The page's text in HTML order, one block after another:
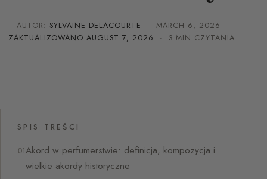
AUTOR: SYLVAINE DELACOURTE ·MARCH 6, 2026 ·
ZAKTUALIZOWANO AUGUST 7, 2026 · 3 MIN CZYTANIA
SPIS TREŚCI
Akord w perfumerstwie: definicja, kompozycja i
wielkie akordy historyczne